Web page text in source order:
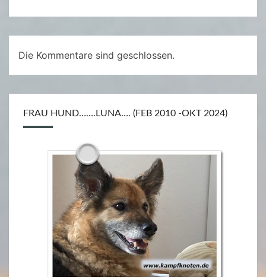
Die Kommentare sind geschlossen.
FRAU HUND…….LUNA…. (FEB 2010 -OKT 2024)